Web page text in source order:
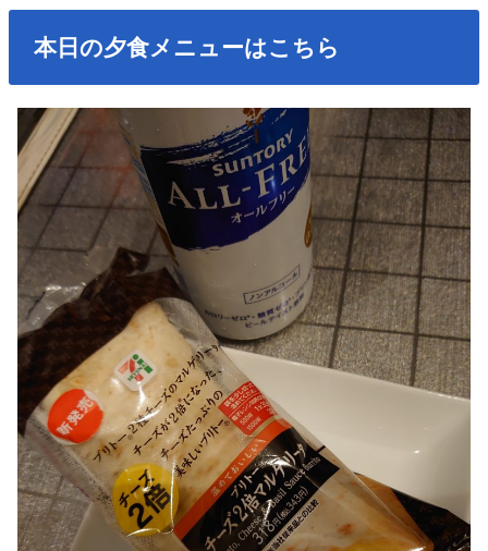
本日の夕食メニューはこちら